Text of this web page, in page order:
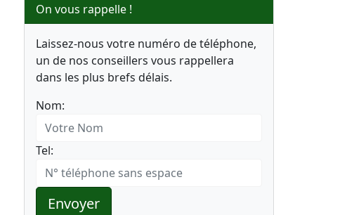
On vous rappelle !
Laissez-nous votre numéro de téléphone,
un de nos conseillers vous rappellera
dans les plus brefs délais.
Nom:
Tel:
Envoyer